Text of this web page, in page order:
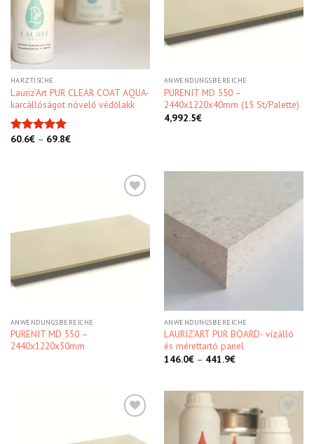
HARZTISCHE
Lauriz’Art PUR CLEAR COAT AQUA-
karcállóságot növelő védőlakk
Bewertet
60.6€– 69.8€
ANWENDUNGSBEREICHE
PURENIT MD 550 –
2440x1220x40mm (15 St/Palette)
4,992.5€
ANWENDUNGSBEREICHE
PURENIT MD 550 –
2440x1220x50mm
Kedvencekhez
ANWENDUNGSBEREICHE
LAURIZ’ART PUR BOARD- vízálló
és mérettartó panel
146.0€– 441.9€